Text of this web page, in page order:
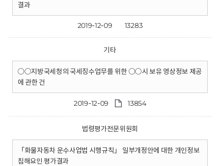
결과
2019-12-09 13283
기타
○○지방국세청의 국세징수업무를 위한 ○○시 보유 영상정보 제공
에 관한 건
2019-12-09 13854
법령평가전문위원회
「화물자동차 운수사업법 시행규칙」 일부개정안에 대한 개인정보
침해요인 평가결과